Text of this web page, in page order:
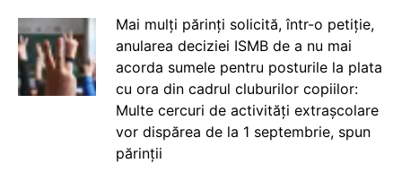
Mai mulți părinți solicită, într-o petiție,
anularea deciziei ISMB de a nu mai
acorda sumele pentru posturile la plata
cu ora din cadrul cluburilor copiilor:
Multe cercuri de activități extrașcolare
vor dispărea de la 1 septembrie, spun
părinții